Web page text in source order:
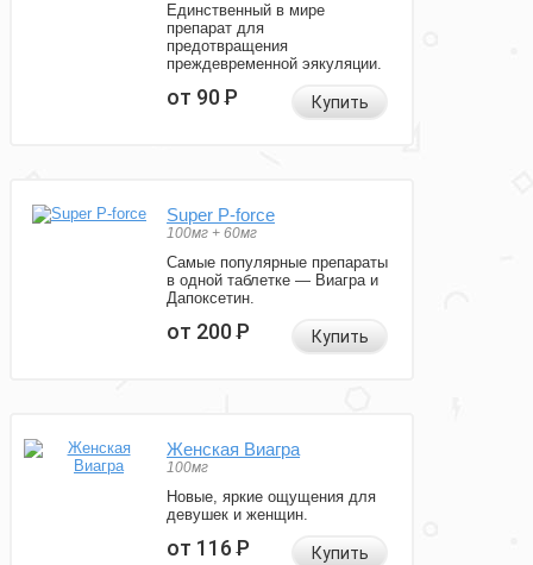
Единственный в мире
препарат для
предотвращения
преждевременной эякуляции.
от 90Р Купить
Super P-force
100мг + 60мг
Самые популярные препараты
в одной таблетке — Виагра и
Дапоксетин.
от 200Р Купить
Женская Виагра
100мг
Новые, яркие ощущения для
девушек и женщин.
от 116Р Купить